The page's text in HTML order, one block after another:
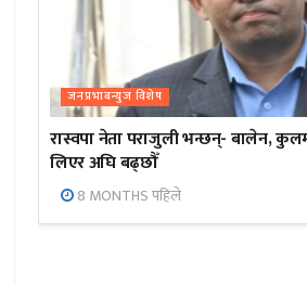
जनप्रभाबन्युज विशेष
रास्वपा नेता पराजुली भन्छन्- बालेन,
लिएर अघि बढ्छौँ
8 MONTHS पहिले